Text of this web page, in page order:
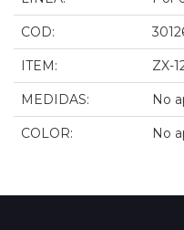
COD:
ITEM: ZX-
MEDIDAS: No
COLOR: No